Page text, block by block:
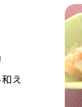
え